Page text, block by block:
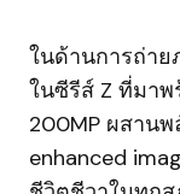
ในด้านการถ่าย
ในซีรีส์ Z ที่มาพ
200MP ผสานพ
enhanced